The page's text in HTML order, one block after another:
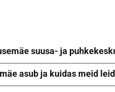
suusa- ja
asub ja kuidas meid